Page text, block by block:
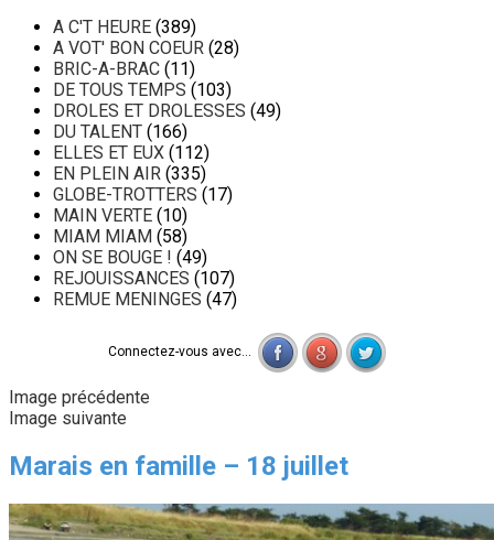
A C'T HEURE (389)
A VOT' BON COEUR (28)
BRIC-A-BRAC (11)
DE TOUS TEMPS (103)
DROLES ET DROLESSES (49)
DU TALENT (166)
ELLES ET EUX (112)
EN PLEIN AIR (335)
GLOBE-TROTTERS (17)
MAIN VERTE (10)
MIAM MIAM (58)
ON SE BOUGE ! (49)
REJOUISSANCES (107)
REMUE MENINGES (47)
Connectez-vous avec...
Image précédente
Image suivante
Marais en famille – 18 juillet